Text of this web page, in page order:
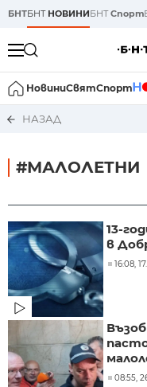
БНТБНТ НОВИНИБНТСпорт
НовиниСвятСпорт
НАЗАД
#МАЛОЛЕТНИ
13-
в
16:08,
08:55,